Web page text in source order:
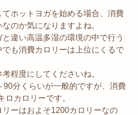
ホットヨガを始める場合、消費
のか気になりますよね。
違い高温多湿の環境の中で行う
も消費カロリーは上位にくるで
程度にしてくださいね。
90分くらいが一般的ですが、消費
ロカロリーです。
ーはおよそ1200カロリーなの